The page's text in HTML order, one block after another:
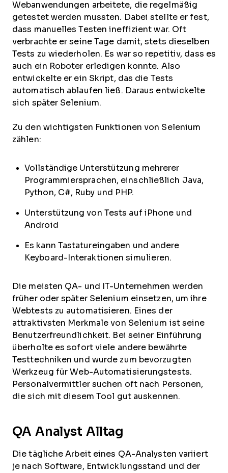
Webanwendungen arbeitete, die regelmäßig
getestet werden mussten. Dabei stellte er fest,
dass manuelles Testen ineffizient war. Oft
verbrachte er seine Tage damit, stets dieselben
Tests zu wiederholen. Es war so repetitiv, dass es
auch ein Roboter erledigen konnte. Also
entwickelte er ein Skript, das die Tests
automatisch ablaufen ließ. Daraus entwickelte
sich später Selenium.
Zu den wichtigsten Funktionen von Selenium
zählen:
Vollständige Unterstützung mehrerer
Programmiersprachen, einschließlich Java,
Python, C#, Ruby und PHP.
Unterstützung von Tests auf iPhone und
Android
Es kann Tastatureingaben und andere
Keyboard-Interaktionen simulieren.
Die meisten QA- und IT-Unternehmen werden
früher oder später Selenium einsetzen, um ihre
Webtests zu automatisieren. Eines der
attraktivsten Merkmale von Selenium ist seine
Benutzerfreundlichkeit. Bei seiner Einführung
überholte es sofort viele andere bewährte
Testtechniken und wurde zum bevorzugten
Werkzeug für Web-Automatisierungstests.
Personalvermittler suchen oft nach Personen,
die sich mit diesem Tool gut auskennen.
QA Analyst Alltag
Die tägliche Arbeit eines QA-Analysten variiert
je nach Software, Entwicklungsstand und der